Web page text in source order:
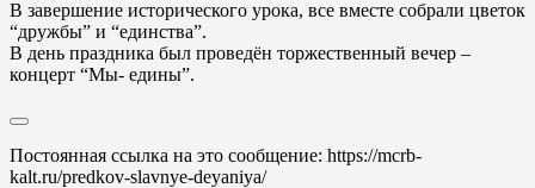
В завершение исторического урока, все вместе собрали цветок
“дружбы” и “единства”.
В день праздника был проведён торжественный вечер –
концерт “Мы- едины”.
Постоянная ссылка на это сообщение: https://mcrb-
kalt.ru/predkov-slavnye-deyaniya/